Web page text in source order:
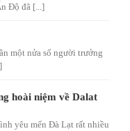
Độ đã [...]
một nửa số người trưởng
hoài niệm về Dalat
yêu mến Đà Lạt rất nhiều